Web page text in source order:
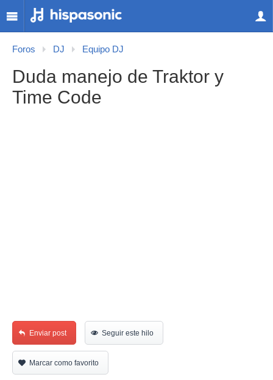
Foros DJ Equipo DJ
Duda manejo de Traktor y
Time Code
Enviar post Seguir este hilo
Marcar como favorito